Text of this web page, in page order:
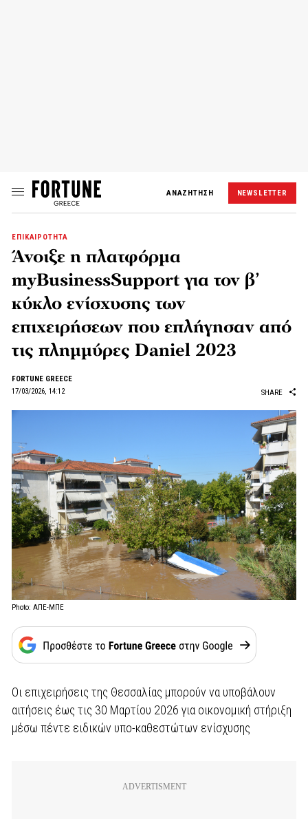
ΑΝΑΖΗΤΗΣΗ NEWSLETTER
ΕΠΙΚΑΙΡΟΤΗΤΑ
Άνοιξε η πλατφόρμα
myBusinessSupport για τον β’
κύκλο ενίσχυσης των
επιχειρήσεων που επλήγησαν από
τις πλημμύρες Daniel 2023
FORTUNE GREECE
17/03/2026, 14:12
SHARE
Photo: ΑΠΕ-ΜΠΕ
Οι επιχειρήσεις της Θεσσαλίας μπορούν να υποβάλουν
αιτήσεις έως τις 30 Μαρτίου 2026 για οικονομική στήριξη
μέσω πέντε ειδικών υπο-καθεστώτων ενίσχυσης